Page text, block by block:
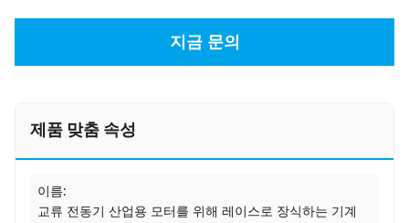
지금 문의
제품 맞춤 속성
이름:
교류 전동기 산업용 모터를 위해 레이스로 장식하는 기계